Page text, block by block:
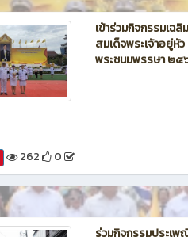
234 0
262 0